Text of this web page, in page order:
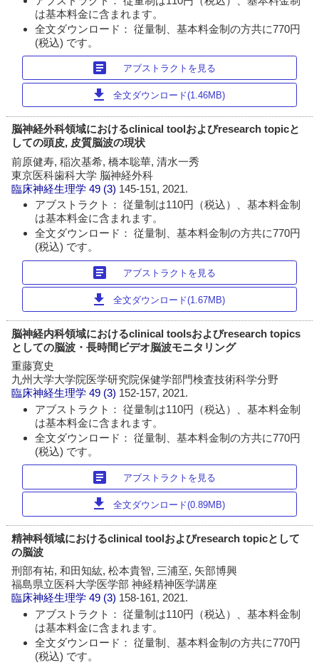
は基本料金に含まれます。
全文ダウンロード： 従量制、基本料金制の方共に770円
(税込) です。
article アブストラクトを見る
download 全文ダウンロード(1.46MB)
脳神経外科領域におけるclinical toolおよびresearch topicと
しての頭皮, 皮質脳波の現状
前原健寿, 稲次基希, 橋本聡華, 清水一秀
東京医科歯科大学 脳神経外科
臨床神経生理学 49 (3) 145-151, 2021.
アブストラクト： 従量制は110円（税込）、基本料金制
は基本料金に含まれます。
全文ダウンロード： 従量制、基本料金制の方共に770円
(税込) です。
article アブストラクトを見る
download 全文ダウンロード(1.67MB)
脳神経内科領域におけるclinical toolsおよびresearch topics
としての脳波・長時間ビデオ脳波モニタリング
重藤寛史
九州大学大学院医学研究院保健学部門検査技術科学分野
臨床神経生理学 49 (3) 152-157, 2021.
アブストラクト： 従量制は110円（税込）、基本料金制
は基本料金に含まれます。
全文ダウンロード： 従量制、基本料金制の方共に770円
(税込) です。
article アブストラクトを見る
download 全文ダウンロード(0.89MB)
精神科領域におけるclinical toolおよびresearch topicとして
の脳波
刑部有祐, 和田知紘, 松本貴智, 三浦至, 矢部博興
福島県立医科大学医学部 神経精神医学講座
臨床神経生理学 49 (3) 158-161, 2021.
アブストラクト： 従量制は110円（税込）、基本料金制
は基本料金に含まれます。
全文ダウンロード： 従量制、基本料金制の方共に770円
(税込) です。